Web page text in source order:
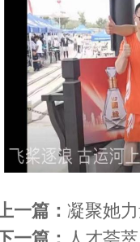
一篇： 凝聚她